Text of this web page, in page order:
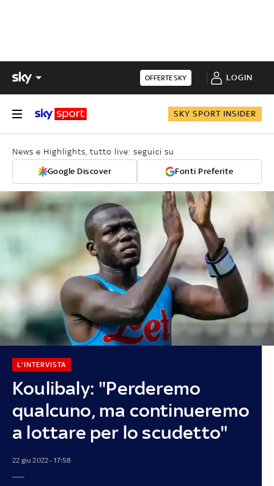
OFFERTE SKY LOGIN
SKY SPORT INSIDER
News e Highlights, tutto live: seguici su
Google Discover Fonti Preferite
Koulibaly: "Perderemo
qualcuno, ma continueremo
a lottare per lo scudetto"
L'INTERVISTA
22 giu 2022 - 17:58